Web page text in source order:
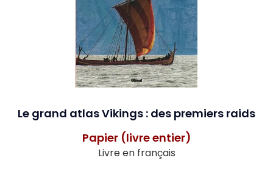
Le grand atlas Vikings : des premiers raids
Papier (livre entier)
Livre en français